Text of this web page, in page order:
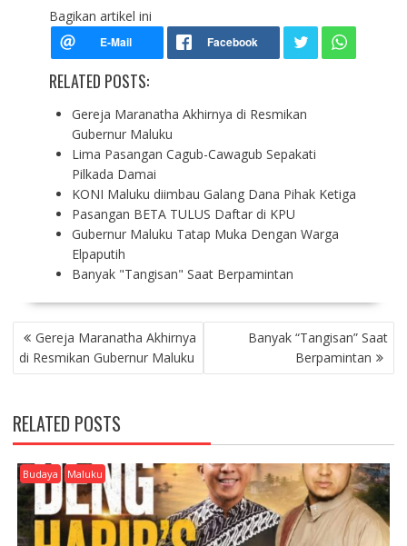
Bagikan artikel ini
RELATED POSTS:
Gereja Maranatha Akhirnya di Resmikan
Gubernur Maluku
Lima Pasangan Cagub-Cawagub Sepakati
Pilkada Damai
KONI Maluku diimbau Galang Dana Pihak Ketiga
Pasangan BETA TULUS Daftar di KPU
Gubernur Maluku Tatap Muka Dengan Warga
Elpaputih
Banyak "Tangisan" Saat Berpamintan
P
O
S
N
A
V
G
A
T
Gereja Maranatha Akhirnya
di Resmikan Gubernur Maluku
Banyak “Tangisan” Saat
Berpamintan
RELATED POSTS
Budaya Maluku